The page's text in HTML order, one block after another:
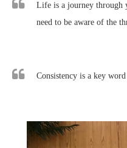
Life is a journey through
need to be aware of the
Consistency is a key